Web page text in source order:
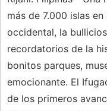
más de 7.000 islas
occidental, la
recordatorios de la
bonitos parques,
emocionante. El
de los primeros